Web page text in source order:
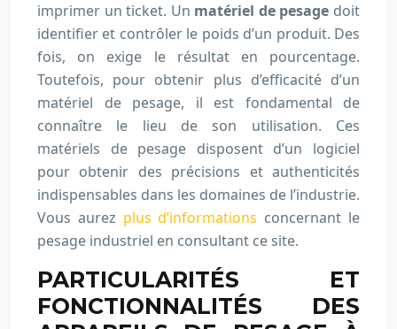
imprimer un ticket. Un matériel de pesage doit
identifier et contrôler le poids d’un produit. Des
fois, on exige le résultat en pourcentage.
Toutefois, pour obtenir plus d’efficacité d’un
matériel de pesage, il est fondamental de
connaître le lieu de son utilisation. Ces
matériels de pesage disposent d’un logiciel
pour obtenir des précisions et authenticités
indispensables dans les domaines de l’industrie.
Vous aurez plus d’informations concernant le
pesage industriel en consultant ce site.
PARTICULARITÉS ET
FONCTIONNALITÉS DES